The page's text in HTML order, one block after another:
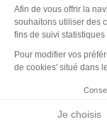
Météo
Je